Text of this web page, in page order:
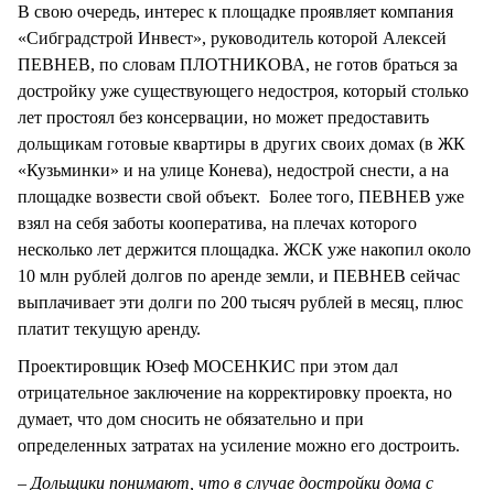
В свою очередь, интерес к площадке проявляет компания
«Сибградстрой Инвест», руководитель которой Алексей
ПЕВНЕВ, по словам ПЛОТНИКОВА, не готов браться за
достройку уже существующего недостроя, который столько
лет простоял без консервации, но может предоставить
дольщикам готовые квартиры в других своих домах (в ЖК
«Кузьминки» и на улице Конева), недострой снести, а на
площадке возвести свой объект. Более того, ПЕВНЕВ уже
взял на себя заботы кооператива, на плечах которого
несколько лет держится площадка. ЖСК уже накопил около
10 млн рублей долгов по аренде земли, и ПЕВНЕВ сейчас
выплачивает эти долги по 200 тысяч рублей в месяц, плюс
платит текущую аренду.
Проектировщик Юзеф МОСЕНКИС при этом дал
отрицательное заключение на корректировку проекта, но
думает, что дом сносить не обязательно и при
определенных затратах на усиление можно его достроить.
– Дольщики понимают, что в случае достройки дома с